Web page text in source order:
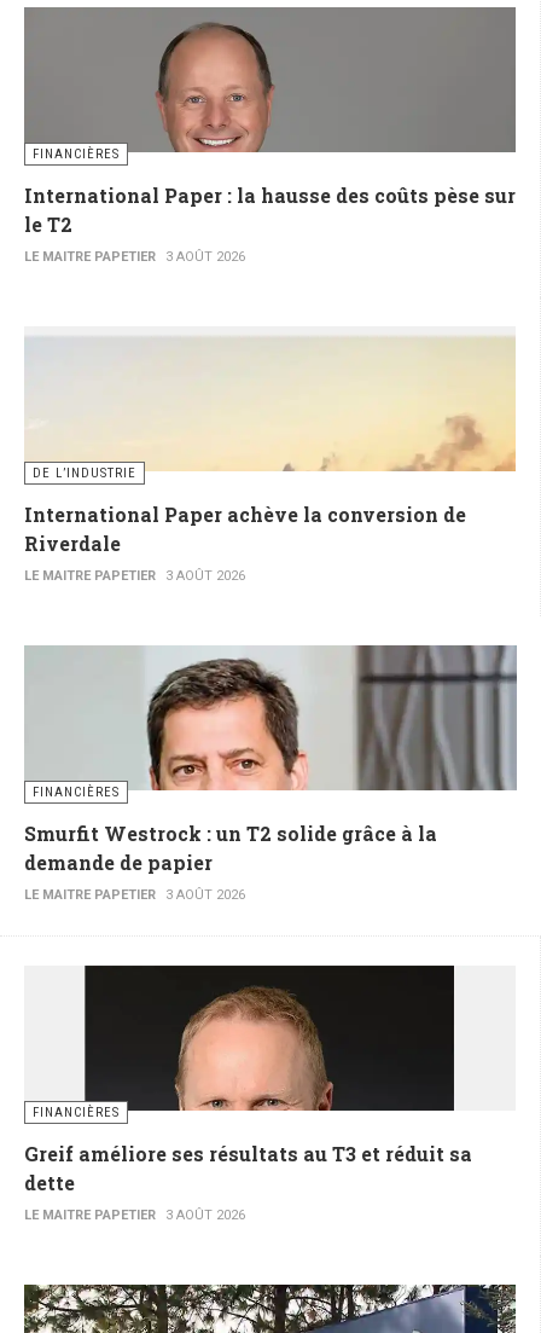
FINANCIÈRES
International Paper : la hausse des coûts pèse sur
le T2
LE MAITRE PAPETIER 3 AOÛT 2026
DE L’INDUSTRIE
International Paper achève la conversion de
Riverdale
LE MAITRE PAPETIER 3 AOÛT 2026
FINANCIÈRES
Smurfit Westrock : un T2 solide grâce à la
demande de papier
LE MAITRE PAPETIER 3 AOÛT 2026
FINANCIÈRES
Greif améliore ses résultats au T3 et réduit sa
dette
LE MAITRE PAPETIER 3 AOÛT 2026